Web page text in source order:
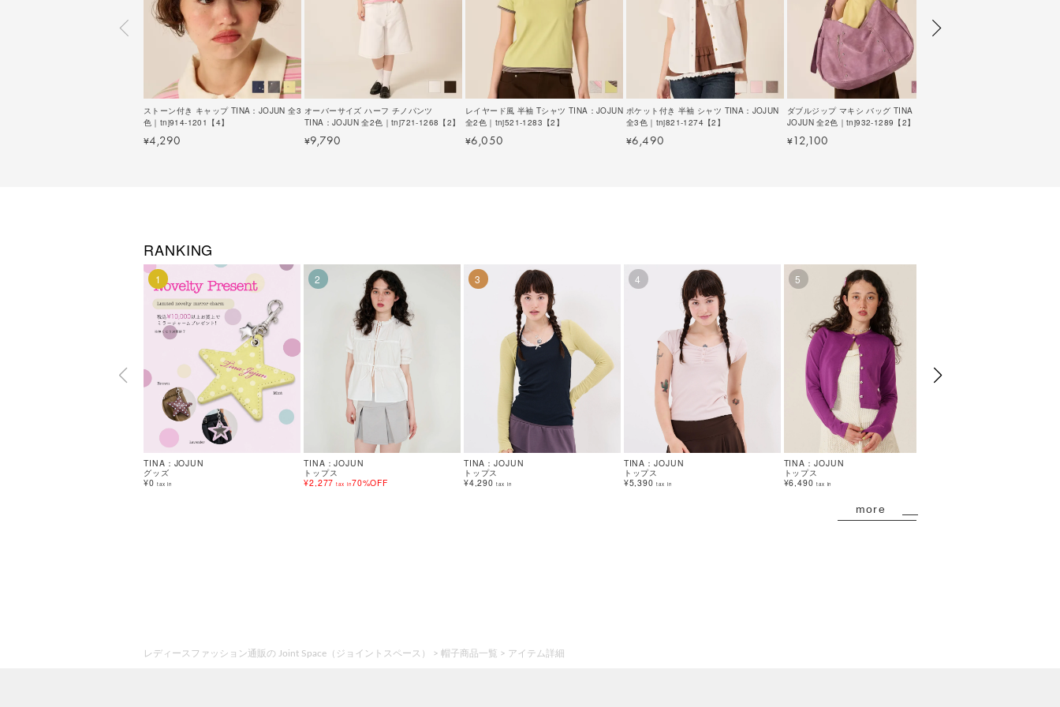
ストーン付き キャップ TINA：JOJUN 全3
色｜tnj914-1201【4】
¥4,290
オーバーサイズ ハーフ チノパンツ
TINA：JOJUN 全2色｜tnj721-1268【2】
¥9,790
レイヤード風 半袖 Tシャツ TINA：JOJUN
全2色｜tnj521-1283【2】
¥6,050
ポケット付き 半袖 シャツ TINA：JOJUN
全3色｜tnj821-1274【2】
¥6,490
ダブルジップ マキシ バッグ TINA：
JOJUN 全2色｜tnj932-1289【2】
¥12,100
RANKING
1
TINA：JOJUN
グッズ
¥0 tax in
2
TINA：JOJUN
トップス
¥2,277 tax in70%OFF
3
TINA：JOJUN
トップス
¥4,290 tax in
4
TINA：JOJUN
トップス
¥5,390 tax in
5
TINA：JOJUN
トップス
¥6,490 tax in
more
レディースファッション通販の Joint Space（ジョイントスペース） 帽子商品一覧 アイテム詳細